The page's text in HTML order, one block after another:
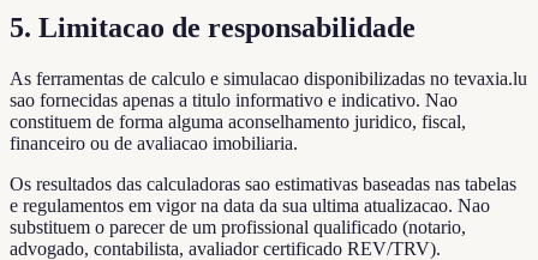
5. Limitacao de responsabilidade
As ferramentas de calculo e simulacao disponibilizadas no tevaxia.lu
sao fornecidas apenas a titulo informativo e indicativo. Nao
constituem de forma alguma aconselhamento juridico, fiscal,
financeiro ou de avaliacao imobiliaria.
Os resultados das calculadoras sao estimativas baseadas nas tabelas
e regulamentos em vigor na data da sua ultima atualizacao. Nao
substituem o parecer de um profissional qualificado (notario,
advogado, contabilista, avaliador certificado REV/TRV).